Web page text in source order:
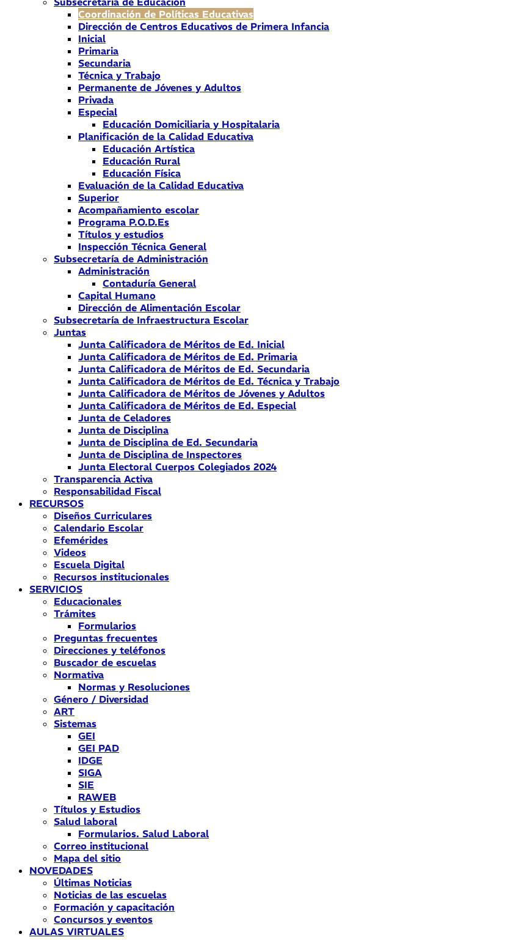
Coordinación de Políticas Educativas
Dirección de Centros Educativos de Primera Infancia
Inicial
Primaria
Secundaria
Técnica y Trabajo
Permanente de Jóvenes y Adultos
Privada
Especial
Educación Domiciliaria y Hospitalaria
Planificación de la Calidad Educativa
Educación Artística
Educación Rural
Educación Física
Evaluación de la Calidad Educativa
Superior
Acompañamiento escolar
Programa P.O.D.Es
Títulos y estudios
Inspección Técnica General
Subsecretaría de Administración
Administración
Contaduría General
Capital Humano
Dirección de Alimentación Escolar
Subsecretaría de Infraestructura Escolar
Juntas
Junta Calificadora de Méritos de Ed. Inicial
Junta Calificadora de Méritos de Ed. Primaria
Junta Calificadora de Méritos de Ed. Secundaria
Junta Calificadora de Méritos de Ed. Técnica y Trabajo
Junta Calificadora de Méritos de Jóvenes y Adultos
Junta Calificadora de Méritos de Ed. Especial
Junta de Celadores
Junta de Disciplina
Junta de Disciplina de Ed. Secundaria
Junta de Disciplina de Inspectores
Junta Electoral Cuerpos Colegiados 2024
Transparencia Activa
Responsabilidad Fiscal
RECURSOS
Diseños Curriculares
Calendario Escolar
Efemérides
Videos
Escuela Digital
Recursos institucionales
SERVICIOS
Educacionales
Trámites
Formularios
Preguntas frecuentes
Direcciones y teléfonos
Buscador de escuelas
Normativa
Normas y Resoluciones
Género / Diversidad
ART
Sistemas
GEI
GEI PAD
IDGE
SIGA
SIE
RAWEB
Títulos y Estudios
Salud laboral
Formularios. Salud Laboral
Correo institucional
Mapa del sitio
NOVEDADES
Últimas Noticias
Noticias de las escuelas
Formación y capacitación
Concursos y eventos
AULAS VIRTUALES